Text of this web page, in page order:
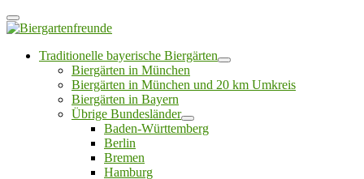
Traditionelle bayerische Biergärten
Biergärten in München
Biergärten in München und 20 km Umkreis
Biergärten in Bayern
Übrige Bundesländer
Baden-Württemberg
Berlin
Bremen
Hamburg